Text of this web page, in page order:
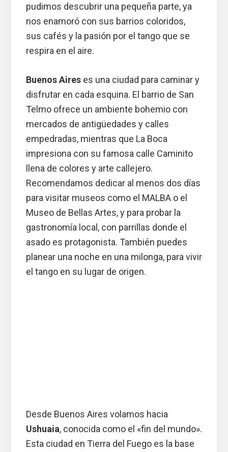
pudimos descubrir una pequeña parte, ya
nos enamoró con sus barrios coloridos,
sus cafés y la pasión por el tango que se
respira en el aire.
Buenos Aireses una ciudad para caminar y
disfrutar en cada esquina. El barrio de San
Telmo ofrece un ambiente bohemio con
mercados de antigüedades y calles
empedradas, mientras que La Boca
impresiona con su famosa calle Caminito
llena de colores y arte callejero.
Recomendamos dedicar al menos dos días
para visitar museos como el MALBA o el
Museo de Bellas Artes, y para probar la
gastronomía local, con parrillas donde el
asado es protagonista. También puedes
planear una noche en una milonga, para vivir
el tango en su lugar de origen.
Desde Buenos Aires volamos hacia
Ushuaia, conocida como el «fin del mundo».
Esta ciudad en Tierra del Fuego es la base